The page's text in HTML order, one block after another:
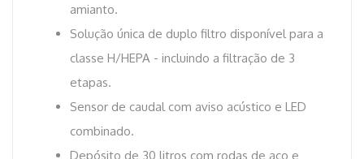
amianto.
Solução única de duplo filtro disponível para a
classe H/HEPA - incluindo a filtração de 3
etapas.
Sensor de caudal com aviso acústico e LED
combinado.
Depósito de 30 litros com rodas de aço e